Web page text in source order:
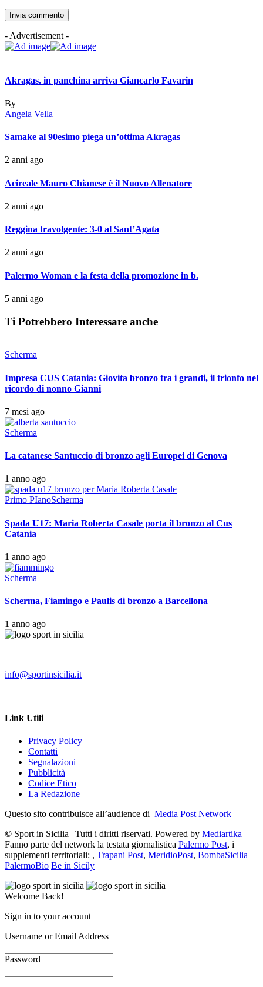
- Advertisement -
Akragas. in panchina arriva Giancarlo Favarin
By
Angela Vella
Samake al 90esimo piega un’ottima Akragas
2 anni ago
Acireale Mauro Chianese è il Nuovo Allenatore
2 anni ago
Reggina travolgente: 3-0 al Sant’Agata
2 anni ago
Palermo Woman e la festa della promozione in b.
5 anni ago
Ti Potrebbero Interessare anche
Scherma
Impresa CUS Catania: Giovita bronzo tra i grandi, il trionfo nel
ricordo di nonno Gianni
7 mesi ago
Scherma
La catanese Santuccio di bronzo agli Europei di Genova
1 anno ago
Primo PIanoScherma
Spada U17: Maria Roberta Casale porta il bronzo al Cus
Catania
1 anno ago
Scherma
Scherma, Fiamingo e Paulis di bronzo a Barcellona
1 anno ago
info@sportinsicilia.it
Link Utili
Privacy Policy
Contatti
Segnalazioni
Pubblicità
Codice Etico
La Redazione
Questo sito contribuisce all’audience di Media Post Network
© Sport in Sicilia | Tutti i diritti riservati. Powered by Mediartika –
Fanno parte del network la testata giornalistica Palermo Post, i
supplementi territoriali: , Trapani Post, MeridioPost, BombaSicilia
PalermoBio Be in Sicily
Welcome Back!
Sign in to your account
Username or Email Address
Password